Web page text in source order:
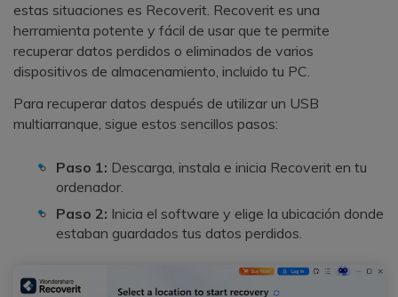
estas situaciones es Recoverit. Recoverit es una
herramienta potente y fácil de usar que te permite
recuperar datos perdidos o eliminados de varios
dispositivos de almacenamiento, incluido tu PC.
Para recuperar datos después de utilizar un USB
multiarranque, sigue estos sencillos pasos:
Paso 1: Descarga, instala e inicia Recoverit en tu
ordenador.
Paso 2: Inicia el software y elige la ubicación donde
estaban guardados tus datos perdidos.